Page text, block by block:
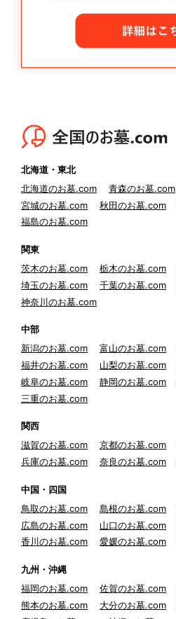
北海道・東北
北海道のお墓.com
青森のお墓.com
宮城のお墓.com
秋田のお墓.com
福島のお墓.com
関東
茨木のお墓.com
栃木のお墓.com
埼玉のお墓.com
千葉のお墓.com
神奈川のお墓.com
中部
新潟のお墓.com
富山のお墓.com
福井のお墓.com
山梨のお墓.com
岐阜のお墓.com
静岡のお墓.com
三重のお墓.com
関西
滋賀のお墓.com
京都のお墓.com
兵庫のお墓.com
奈良のお墓.com
中国・四国
鳥取のお墓.com
島根のお墓.com
広島のお墓.com
山口のお墓.com
香川のお墓.com
愛媛のお墓.com
九州・沖縄
福岡のお墓.com
佐賀のお墓.com
熊本のお墓.com
大分のお墓.com